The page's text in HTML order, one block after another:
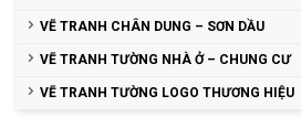
VẼ TRANH CHÂN DUNG – SƠN DẦU
VẼ TRANH TƯỜNG NHÀ Ở – CHUNG CƯ
VẼ TRANH TƯỜNG LOGO THƯƠNG HIỆU